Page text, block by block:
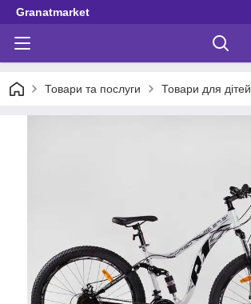
Granatmarket
Товари та послуги Товари для дітей